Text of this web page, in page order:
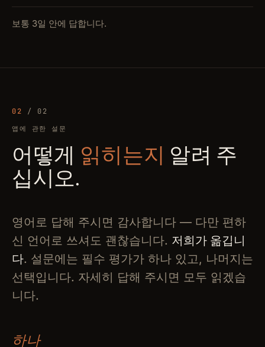
보통 3일 안에 답합니다.
02 / 02
앱에 관한 설문
어떻게 읽히는지 알려 주
십시오.
영어로 답해 주시면 감사합니다 — 다만 편하
신 언어로 쓰셔도 괜찮습니다. 저희가 옮깁니
다. 설문에는 필수 평가가 하나 있고, 나머지는
선택입니다. 자세히 답해 주시면 모두 읽겠습
니다.
하나